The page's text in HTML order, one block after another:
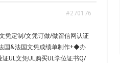
#270176
凭定制/文凭订做/做留信网认证
国&法国文凭成绩单制作+◆办
UL文凭UL购买UL学位证书Q/